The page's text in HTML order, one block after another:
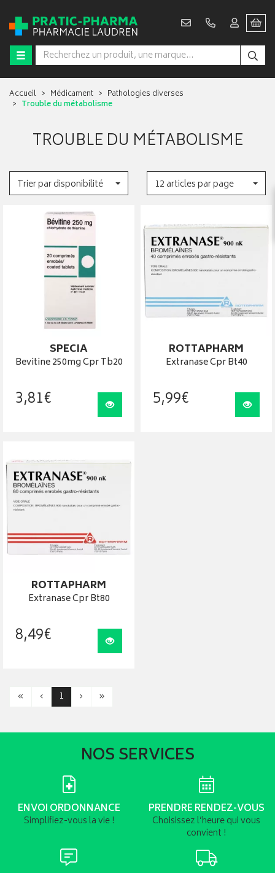
Accueil Médicament
Pathologies diverses
Trouble du métabolisme
TROUBLE DU MÉTABOLISME
Trier par disponibilité 12 articles par page
SPECIA
Bevitine 250mg Cpr Tb20
3,81€ Visualiser
ROTTAPHARM
Extranase Cpr Bt40
5,99€
ROTTAPHARM
Extranase Cpr Bt80
8,49€ Visualiser
« ‹ 1 › »
NOS SERVICES
ENVOI ORDONNANCE
Simplifiez-vous la vie !
PRENDRE RENDEZ-VOUS
Choisissez l’heure qui vous
convient !